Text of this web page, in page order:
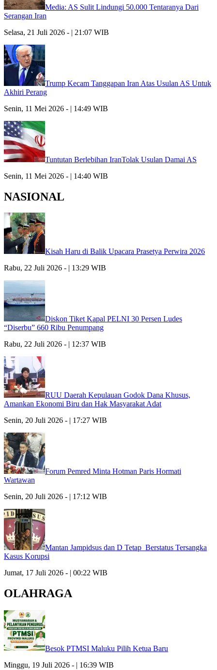
Media: AS Sulit Lindungi 50.000 Tentaranya Dari
Serangan Iran
Selasa, 21 Juli 2026 - | 21:07 WIB
Trump Kecam Tanggapan Iran Atas Usulan AS Untuk
Akhiri Perang
Senin, 11 Mei 2026 - | 14:49 WIB
Tuntutan Berlebihan IranTolak Usulan Damai AS
Senin, 11 Mei 2026 - | 14:40 WIB
NASIONAL
Kisah Haru di Balik Upacara Prasetya Perwira 2026
Rabu, 22 Juli 2026 - | 13:29 WIB
Diskon Tiket Kapal PELNI 30 Persen Ludes
“Diserbu” 660 Ribu Penumpang
Rabu, 22 Juli 2026 - | 12:37 WIB
RUU Daerah Kepulauan Godok Dana Khusus,
Amankan Ekonomi Biru dan Hak Masyarakat Adat
Senin, 20 Juli 2026 - | 17:27 WIB
Forum Pemred Minta Hotman Paris Hormati
Wartawan
Senin, 20 Juli 2026 - | 17:12 WIB
Mantan Jampidsus dan D Tetap Berstatus Tersangka
Kasus Korupsi
Jumat, 17 Juli 2026 - | 00:22 WIB
OLAHRAGA
Besok PTMSI Maluku Pilih Ketua Baru
Minggu, 19 Juli 2026 - | 16:39 WIB